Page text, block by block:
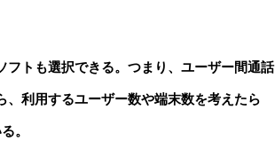
トも選択できる。つまり、ユーザー間通話
利用するユーザー数や端末数を考えたら
。